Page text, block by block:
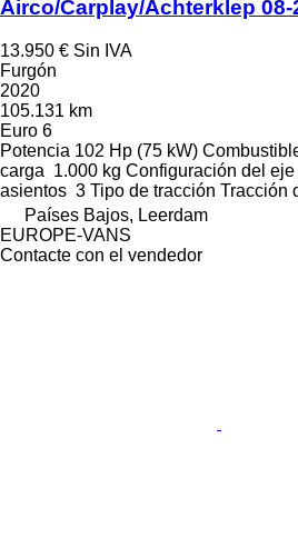
Airco/Carplay/Achterklep 08-
13.950 € Sin IVA
Furgón
2020
105.131 km
Euro 6
Potencia 102 Hp (75 kW)
carga 1.000 kg Configuración del eje
asientos 3 Tipo de tracción Tracción
Países Bajos, Leerdam
EUROPE-VANS
Contacte con el vendedor